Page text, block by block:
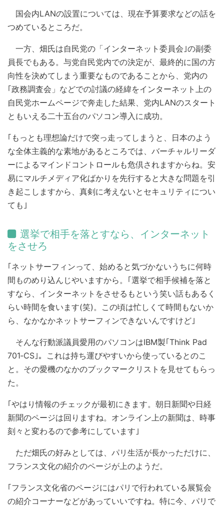
国会内LANの設置については、現在予算要求などの話を
つめているところだ。
一方、畑氏は自民党の「インターネット委員会｣の副委
員長でもある。与党自民党内での決定が、最終的に国の方
向性を決めてしまう重要なものであることから、党内の
｢政務調査会」などでの討議の経緯をインターネット上の
自民党ホームページで奔走した結果、党内LANのスタート
ともいえる二十五台のパソコン導入に成功。
｢もっとも理想論だけで突っ走ってしまうと、日本のよう
な全体主義的な素地があるところでは、バーチャルリーダ
ーによるマインドコントロールも危倶されますからね。安
易にマルチメディア化ばかりを先行すると大きな問題を引
き起こしますから、真剣に考えないとセキュリティについ
ても｣
選挙で相手を落とすなら、インターネット
をさせろ
｢ネットサーフィンって、始めると気づかないうちに何時
間ものめり込んじやいますから。｢選挙で相手候補を落と
すなら、インターネットをさせるもという笑い話もあるく
らい時間を食います(笑)。この頃は忙しくて時間もないか
ら、なかなかネットサーフィンできないんですけど｣
そんな行動派議員愛用のパソコンはIBM製｢Think Pad
701‐CS｣。これは持ち運びやすいから使っているとのこ
と。その愛機のなかのブックマークリストを見せてもらっ
た。
｢やはり情報のチェックが最初にきます。朝日新聞や日経
新聞のページは回りますね。オンライン上の新聞は、時事
刻々と変わるので参考にしています｣
ただ畑氏の好みとしては、パリ生活が長かっただけに、
フランス文化の紹介のページが上のようだ。
｢フランス文化省のページにはパリで行われている展覧会
の紹介コーナーなどがあっていいですね。特に今、パリで